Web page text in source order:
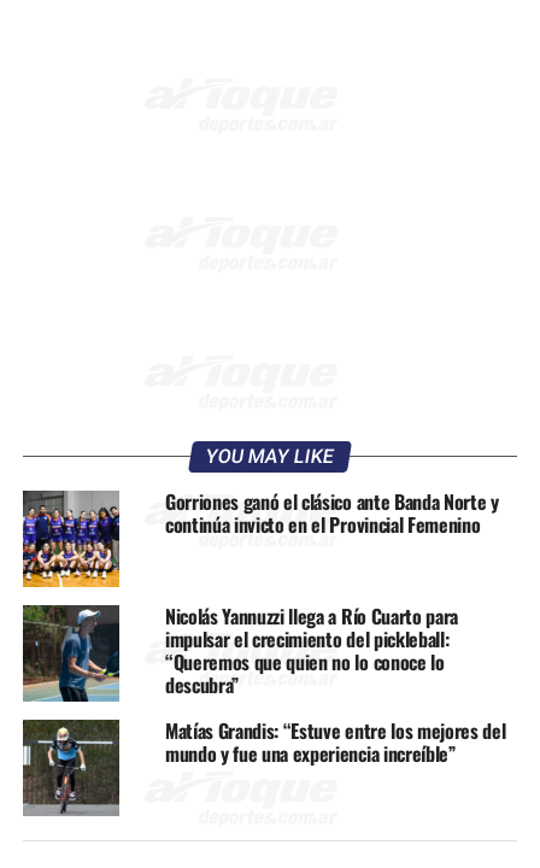
YOU MAY LIKE
Gorriones ganó el clásico ante Banda Norte y
continúa invicto en el Provincial Femenino
Nicolás Yannuzzi llega a Río Cuarto para
impulsar el crecimiento del pickleball:
“Queremos que quien no lo conoce lo
descubra”
Matías Grandis: “Estuve entre los mejores del
mundo y fue una experiencia increíble”